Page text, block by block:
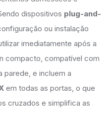
dispositivos plug-and-
ou instalação
imediatamente após a
compacto, compatível com
parede, e incluem a
em todas as portas, o que
cruzados e simplifica as